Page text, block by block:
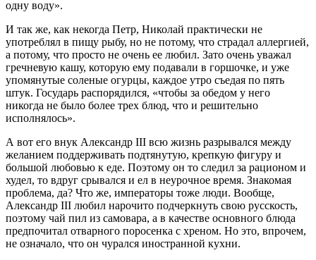
одну воду».
И так же, как некогда Петр, Николай практически не
употреблял в пищу рыбу, но не потому, что страдал аллергией,
а потому, что просто не очень ее любил. Зато очень уважал
гречневую кашу, которую ему подавали в горшочке, и уже
упомянутые соленые огурцы, каждое утро съедая по пять
штук. Государь распорядился, «чтобы за обедом у него
никогда не было более трех блюд, что и решительно
исполнялось».
А вот его внук Александр III всю жизнь разрывался между
желанием поддерживать подтянутую, крепкую фигуру и
большой любовью к еде. Поэтому он то следил за рационом и
худел, то вдруг срывался и ел в неурочное время. Знакомая
проблема, да? Что же, императоры тоже люди. Вообще,
Александр III любил нарочито подчеркнуть свою русскость,
поэтому чай пил из самовара, а в качестве основного блюда
предпочитал отварного поросенка с хреном. Но это, впрочем,
не означало, что он чурался иностранной кухни.